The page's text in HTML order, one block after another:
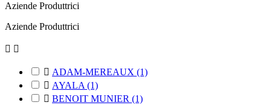
Aziende Produttrici
Aziende Produttrici
 
 ADAM-MEREAUX (1)
 AYALA (1)
 BENOIT MUNIER (1)